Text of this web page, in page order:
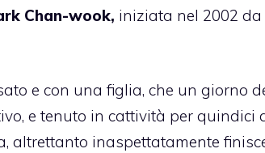
Chan-wook, iniziata nel 2002 da
e con una figlia, che un giorno
e tenuto in cattività per quindici
altrettanto inaspettatamente